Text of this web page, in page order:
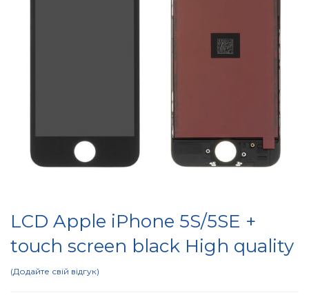
LCD Apple iPhone 5S/5SE +
touch screen black High quality
Додайте свій відгук